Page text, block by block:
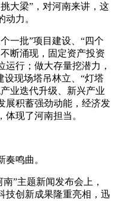
梁”，对河南来讲，这
力。
批”项目建设、“四个
断涌现，固定资产投资
行；做大存量挖潜力，
现场塔吊林立、“灯塔
业迭代升级、新兴产业
展积蓄强劲动能，经济发
现了河南担当。
鸣曲。
”主题新闻发布会上，
技创新成果隆重亮相，迅